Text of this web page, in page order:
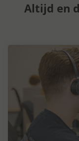
Altijd en